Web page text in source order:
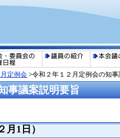
定例会>令和２年１２月定例会の知
事議案説明要旨
月1日）